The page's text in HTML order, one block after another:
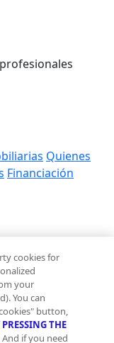
Quienes
Financiación
cookies for
your
You can
button,
THE
And if you need